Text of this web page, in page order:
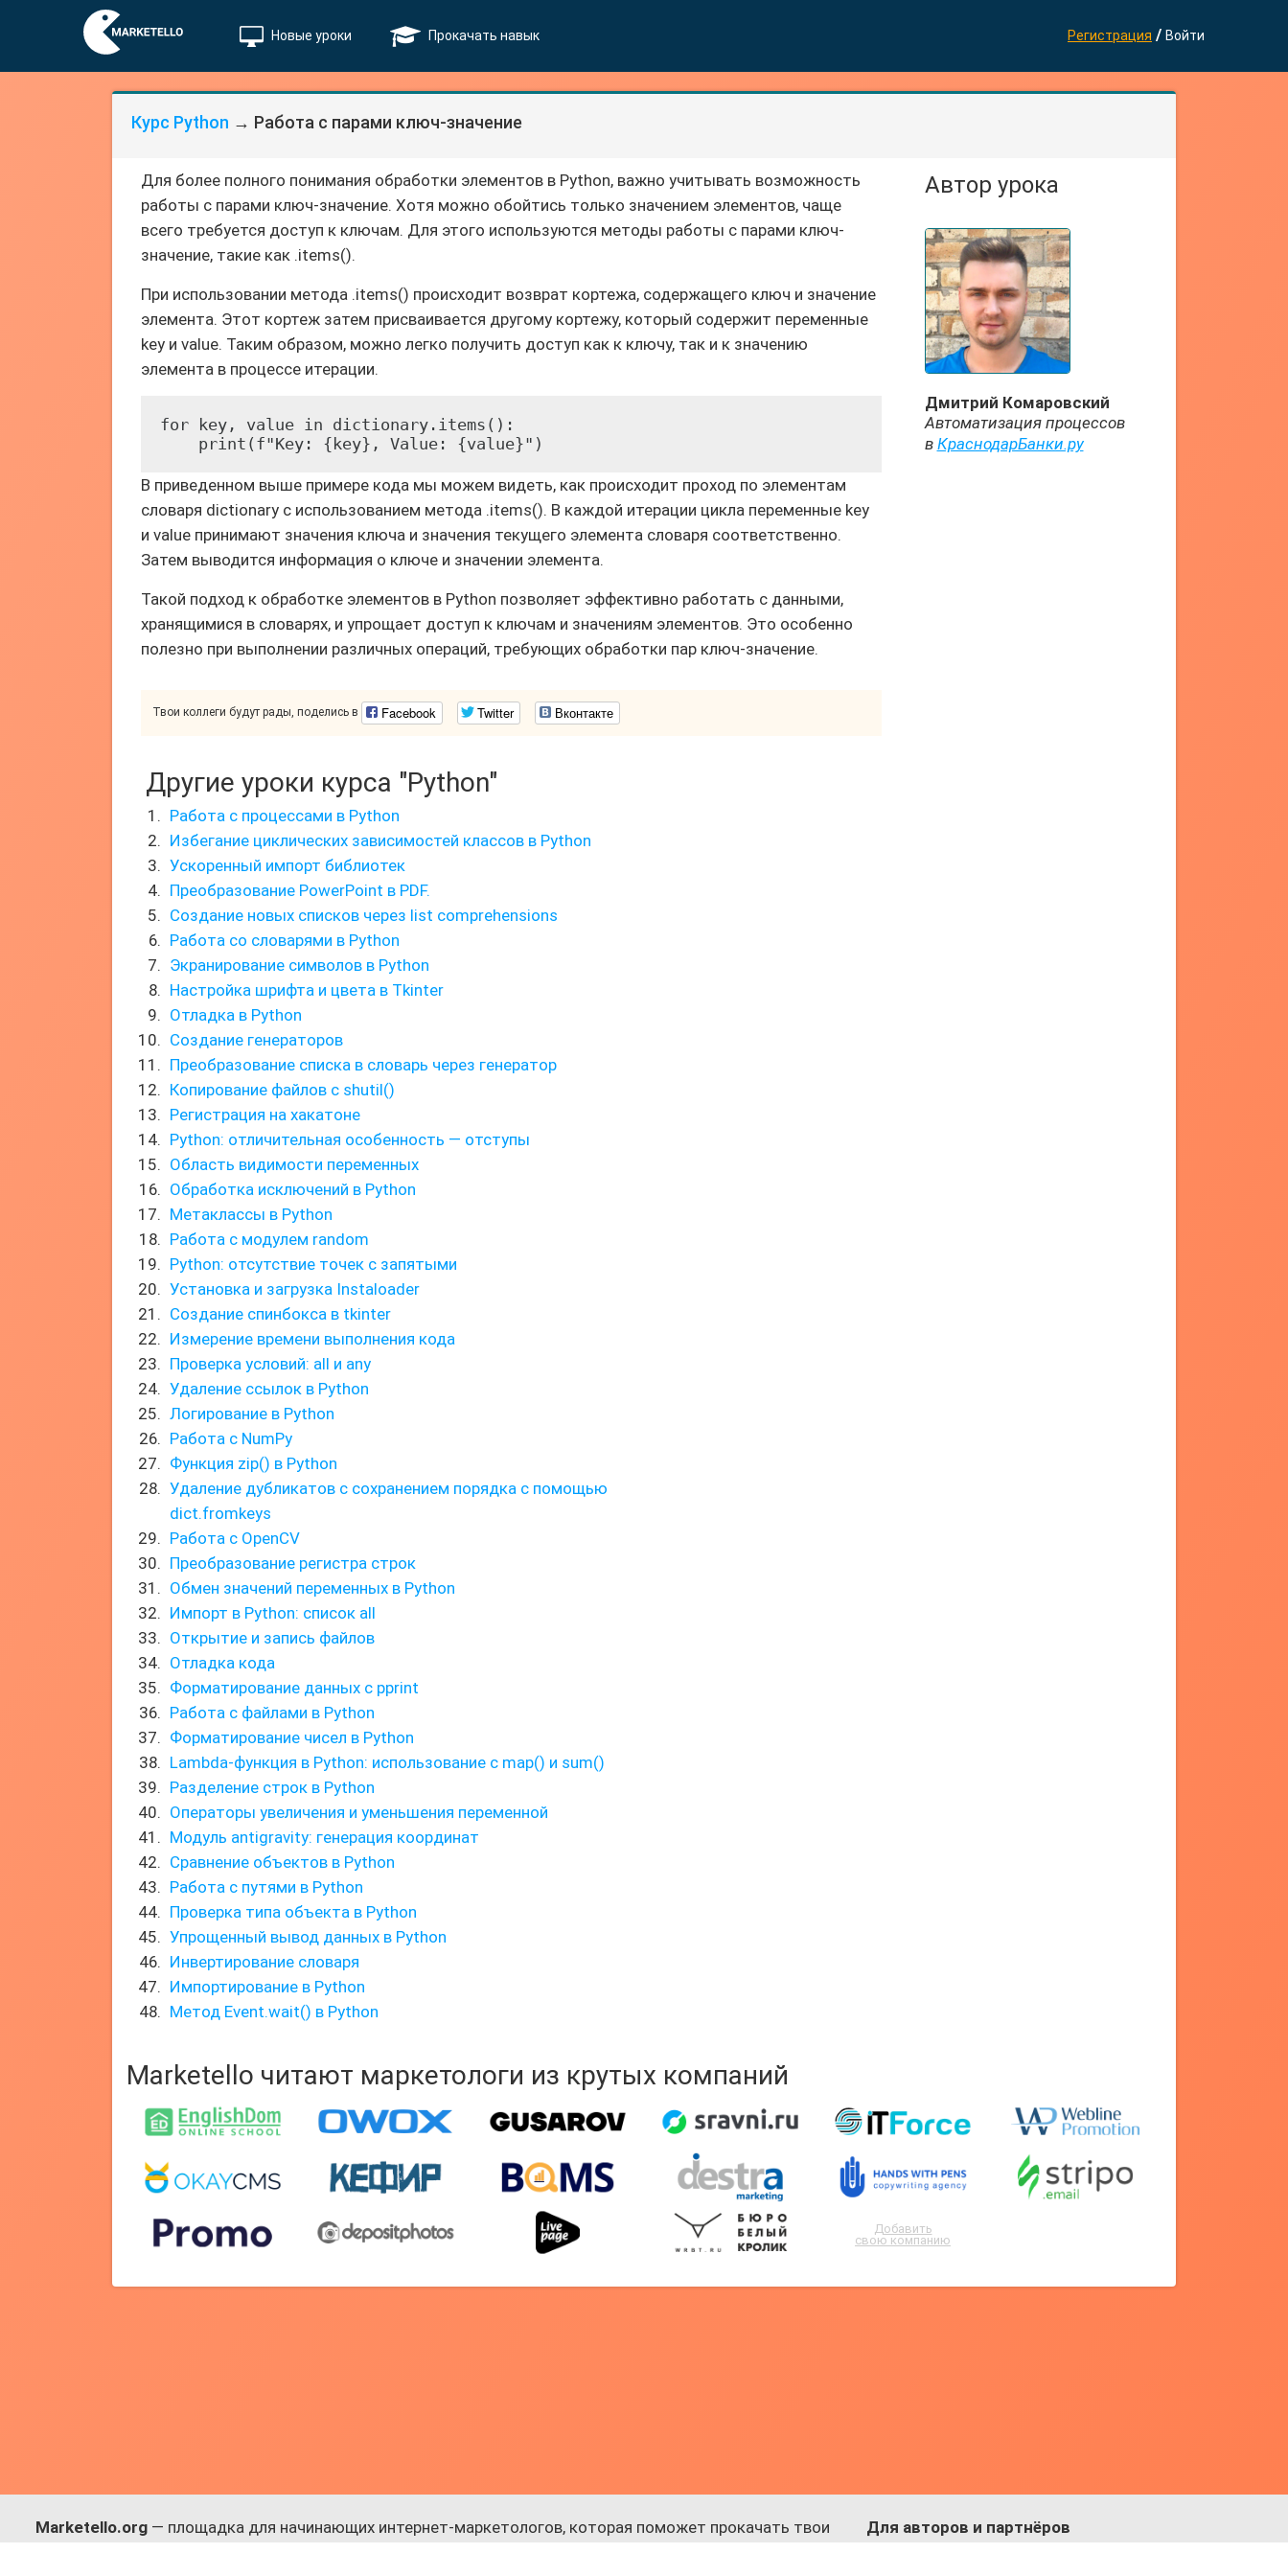
Новые уроки Прокачать навык Регистрация / Войти
Курс Python → Работа с парами ключ-значение
Для более полного понимания обработки элементов в Python, важно учитывать возможность
работы с парами ключ-значение. Хотя можно обойтись только значением элементов, чаще
всего требуется доступ к ключам. Для этого используются методы работы с парами ключ-
значение, такие как .items().
При использовании метода .items() происходит возврат кортежа, содержащего ключ и значение
элемента. Этот кортеж затем присваивается другому кортежу, который содержит переменные
key и value. Таким образом, можно легко получить доступ как к ключу, так и к значению
элемента в процессе итерации.
for key, value in dictionary.items():
В приведенном выше примере кода мы можем видеть, как происходит проход по элементам
словаря dictionary с использованием метода .items(). В каждой итерации цикла переменные key
и value принимают значения ключа и значения текущего элемента словаря соответственно.
Затем выводится информация о ключе и значении элемента.
Такой подход к обработке элементов в Python позволяет эффективно работать с данными,
хранящимися в словарях, и упрощает доступ к ключам и значениям элементов. Это особенно
полезно при выполнении различных операций, требующих обработки пар ключ-значение.
Твои коллеги будут рады, поделись в Facebook Twitter Вконтакте
Автор урока
Дмитрий Комаровский
Автоматизация процессов
в КраснодарБанки.ру
Другие уроки курса "Python"
Работа с процессами в Python
Избегание циклических зависимостей классов в Python
Ускоренный импорт библиотек
Преобразование PowerPoint в PDF.
Создание новых списков через list comprehensions
Работа со словарями в Python
Экранирование символов в Python
Настройка шрифта и цвета в Tkinter
Отладка в Python
Создание генераторов
Преобразование списка в словарь через генератор
Копирование файлов с shutil()
Регистрация на хакатоне
Python: отличительная особенность — отступы
Область видимости переменных
Обработка исключений в Python
Метаклассы в Python
Работа с модулем random
Python: отсутствие точек с запятыми
Установка и загрузка Instaloader
Создание спинбокса в tkinter
Измерение времени выполнения кода
Проверка условий: all и any
Удаление ссылок в Python
Логирование в Python
Работа с NumPy
Функция zip() в Python
Удаление дубликатов с сохранением порядка с помощью
dict.fromkeys
Работа с OpenCV
Преобразование регистра строк
Обмен значений переменных в Python
Импорт в Python: список all
Открытие и запись файлов
Отладка кода
Форматирование данных с pprint
Работа с файлами в Python
Форматирование чисел в Python
Lambda-функция в Python: использование с map() и sum()
Разделение строк в Python
Операторы увеличения и уменьшения переменной
Модуль antigravity: генерация координат
Сравнение объектов в Python
Работа с путями в Python
Проверка типа объекта в Python
Упрощенный вывод данных в Python
Инвертирование словаря
Импортирование в Python
Метод Event.wait() в Python
Marketello читают маркетологи из крутых компаний
Добавить
свою компанию
Marketello.org — площадка для начинающих интернет-маркетологов, которая поможет прокачать твои
Для авторов и партнёров